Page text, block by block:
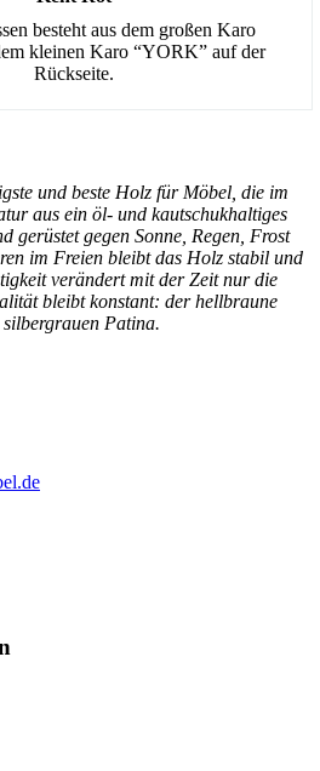
besteht aus dem großen Karo
kleinen Karo “YORK” auf der
Rückseite.
und beste Holz für Möbel, die im
aus ein öl- und kautschukhaltiges
gerüstet gegen Sonne, Regen, Frost
im Freien bleibt das Holz stabil und
verändert mit der Zeit nur die
bleibt konstant: der hellbraune
Patina.